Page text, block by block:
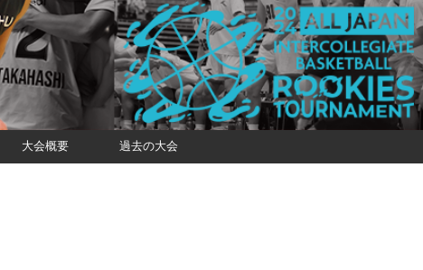
大会概要 過去の大会